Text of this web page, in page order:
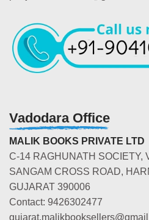
Vadodara Office
MALIK BOOKS PRIVATE LTD
C-14 RAGHUNATH SOCIETY,
SANGAM CROSS ROAD,
GUJARAT 390006
Contact: 9426302477